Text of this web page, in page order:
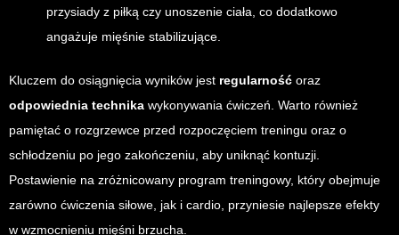
przysiady z piłką czy unoszenie ciała, co dodatkowo
angażuje mięśnie stabilizujące.
Kluczem do osiągnięcia wyników jest regularność oraz
odpowiednia technika wykonywania ćwiczeń. Warto również
pamiętać o rozgrzewce przed rozpoczęciem treningu oraz o
schłodzeniu po jego zakończeniu, aby uniknąć kontuzji.
Postawienie na zróżnicowany program treningowy, który obejmuje
zarówno ćwiczenia siłowe, jak i cardio, przyniesie najlepsze efekty
w wzmocnieniu mięśni brzucha.